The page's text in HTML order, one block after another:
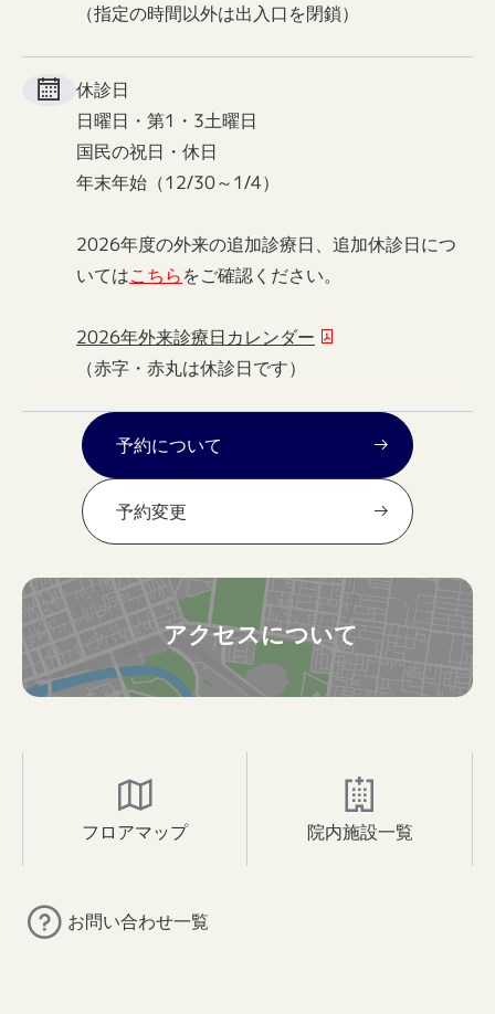
（指定の時間以外は出入口を閉鎖）
休診日
日曜日・第1・3土曜日
国民の祝日・休日
年末年始（12/30～1/4）
2026年度の外来の追加診療日、追加休診日につ
いてはこちらをご確認ください。
2026年外来診療日カレンダー
（赤字・赤丸は休診日です）
予約について
予約変更
アクセスについて
フロアマップ 院内施設一覧
お問い合わせ一覧